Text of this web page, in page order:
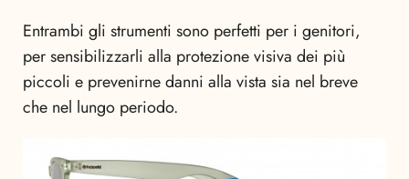
Entrambi gli strumenti sono perfetti per i genitori,
per sensibilizzarli alla protezione visiva dei più
piccoli e prevenirne danni alla vista sia nel breve
che nel lungo periodo.